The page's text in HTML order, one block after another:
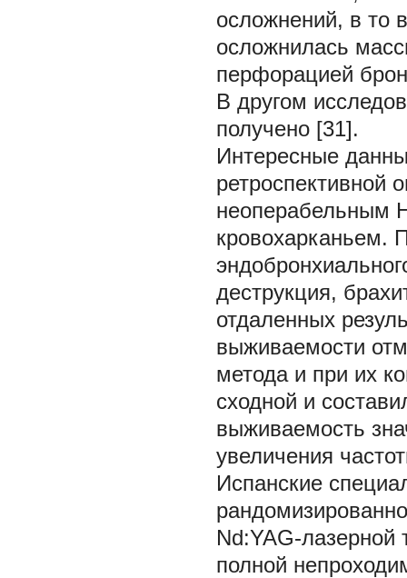
осложнений, в то
осложнилась
перфорацией
В другом
получено [31].
Интересные
ретроспективной
неоперабельным
кровохарканьем.
деструкция,
отдаленных
выживаемости
метода и при их
сходной и
выживаемость
увеличения
Испанские
Nd:YAG-лазерной
полной